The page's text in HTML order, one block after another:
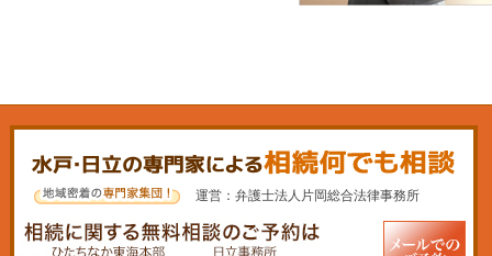
運営：弁護士法人片岡総合法律事務所